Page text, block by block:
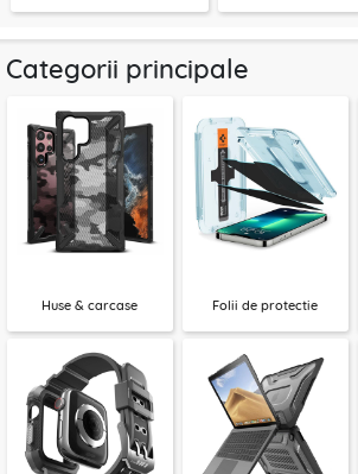
Categorii principale
Huse & carcase Folii de protectie